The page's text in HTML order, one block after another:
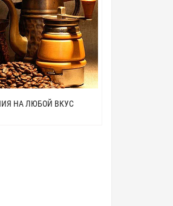
НА ЛЮБОЙ ВКУС